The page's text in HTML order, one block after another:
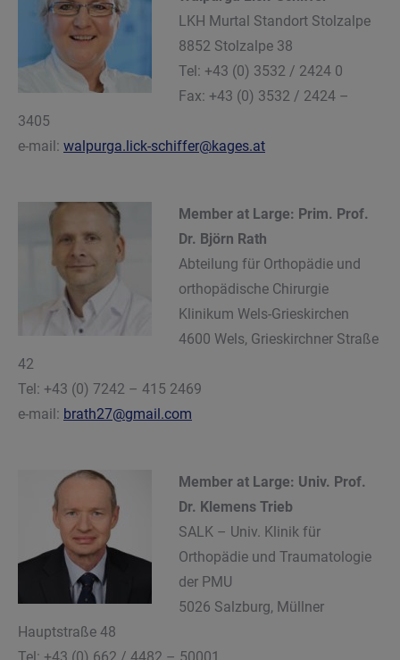
LKH Murtal Standort Stolzalpe
8852 Stolzalpe 38
Tel: +43 (0) 3532 / 2424 0
Fax: +43 (0) 3532 / 2424 –
3405
e-mail: walpurga.lick-schiffer@kages.at
Member at Large: Prim. Prof.
Dr. Björn Rath
Abteilung für Orthopädie und
orthopädische Chirurgie
Klinikum Wels-Grieskirchen
4600 Wels, Grieskirchner Straße
42
Tel: +43 (0) 7242 – 415 2469
e-mail: brath27@gmail.com
Member at Large: Univ. Prof.
Dr. Klemens Trieb
SALK – Univ. Klinik für
Orthopädie und Traumatologie
der PMU
5026 Salzburg, Müllner
Hauptstraße 48